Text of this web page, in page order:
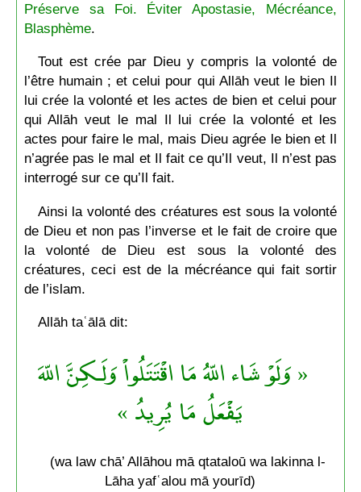
Préserve sa Foi. Éviter Apostasie, Mécréance,
Blasphème.
Tout est crée par Dieu y compris la volonté de
l’être humain ; et celui pour qui Allāh veut le bien Il
lui crée la volonté et les actes de bien et celui pour
qui Allāh veut le mal Il lui crée la volonté et les
actes pour faire le mal, mais Dieu agrée le bien et Il
n’agrée pas le mal et Il fait ce qu’Il veut, Il n’est pas
interrogé sur ce qu’Il fait.
Ainsi la volonté des créatures est sous la volonté
de Dieu et non pas l’inverse et le fait de croire que
la volonté de Dieu est sous la volonté des
créatures, ceci est de la mécréance qui fait sortir
de l’islam.
Allāh taʿālā dit:
« وَلَوْ شَاء اللّهُ مَا اقْتَتَلُواْ وَلَـكِنَّ اللّهَ
يَفْعَلُ مَا يُرِيدُ »
(wa law chā’ Allāhou mā qtataloū wa lakinna l-
Lāha yafʿalou mā yourīd)